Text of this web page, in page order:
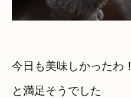
今日も美味しかったわ！
と満足そうでした